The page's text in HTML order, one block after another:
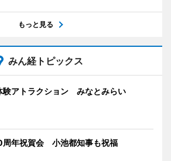
もっと見る
みん経トピックス
験アトラクション みなとみらい
周年祝賀会 小池都知事も祝福